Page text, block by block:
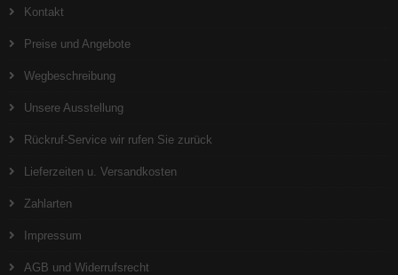
Kontakt
Preise und Angebote
Wegbeschreibung
Unsere Ausstellung
Rückruf-Service wir rufen Sie zurück
Lieferzeiten u. Versandkosten
Zahlarten
Impressum
AGB und Widerrufsrecht